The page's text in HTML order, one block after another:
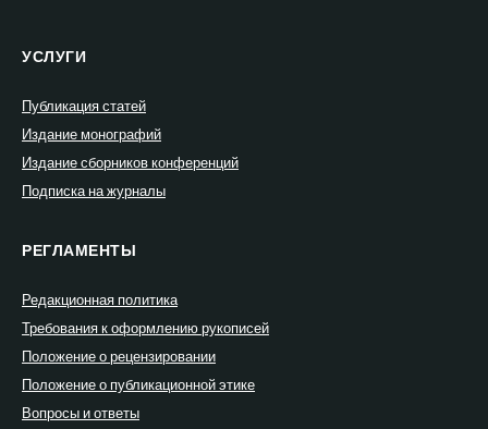
УСЛУГИ
Публикация статей
Издание монографий
Издание сборников конференций
Подписка на журналы
РЕГЛАМЕНТЫ
Редакционная политика
Требования к оформлению рукописей
Положение о рецензировании
Положение о публикационной этике
Вопросы и ответы